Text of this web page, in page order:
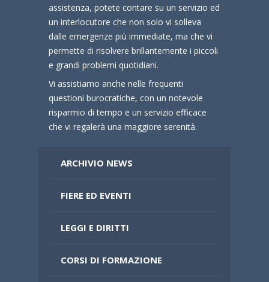
assistenza, potete contare su un servizio ed
un interlocutore che non solo vi solleva
dalle emergenze più immediate, ma che vi
permette di risolvere brillantemente i piccoli
e grandi problemi quotidiani.
Vi assistiamo anche nelle frequenti
questioni burocratiche, con un notevole
risparmio di tempo e un servizio efficace
che vi regalerà una maggiore serenità.
ARCHIVIO NEWS
FIERE ED EVENTI
LEGGI E DIRITTI
CORSI DI FORMAZIONE